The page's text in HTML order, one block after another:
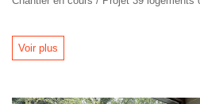
Voir plus